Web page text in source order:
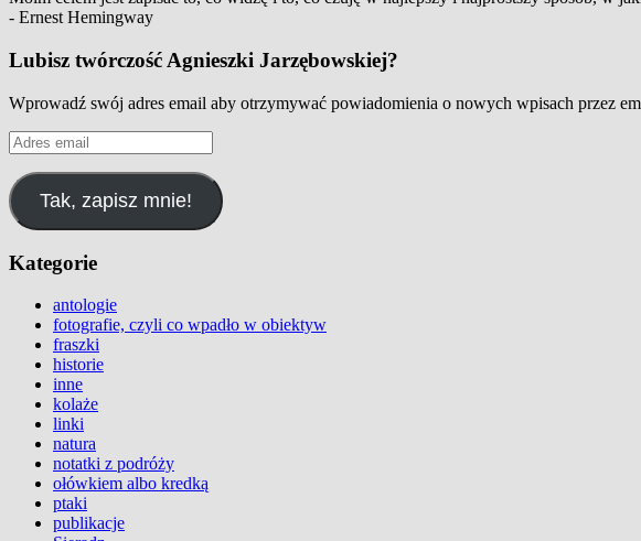
- Ernest Hemingway
Lubisz twórczość Agnieszki Jarzębowskiej?
Wprowadź swój adres email aby otrzymywać powiadomienia o nowych wpisach przez
Adres
email
Tak, zapisz mnie!
Kategorie
antologie
fotografie, czyli co wpadło w obiektyw
fraszki
historie
inne
kolaże
linki
natura
notatki z podróży
ołówkiem albo kredką
ptaki
publikacje